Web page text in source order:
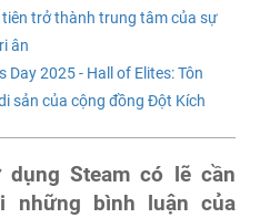
trở thành trung tâm của sự
ân
Day 2025 - Hall of Elites: Tôn
sản của cộng đồng Đột Kích
dụng Steam có lẽ cần
những bình luận của